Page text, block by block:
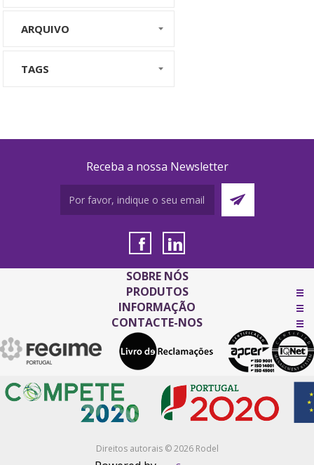
ARQUIVO
TAGS
Receba a nossa Newsletter
SOBRE NÓS
PRODUTOS
INFORMAÇÃO
CONTACTE-NOS
Direitos autorais © 2026 Rodel